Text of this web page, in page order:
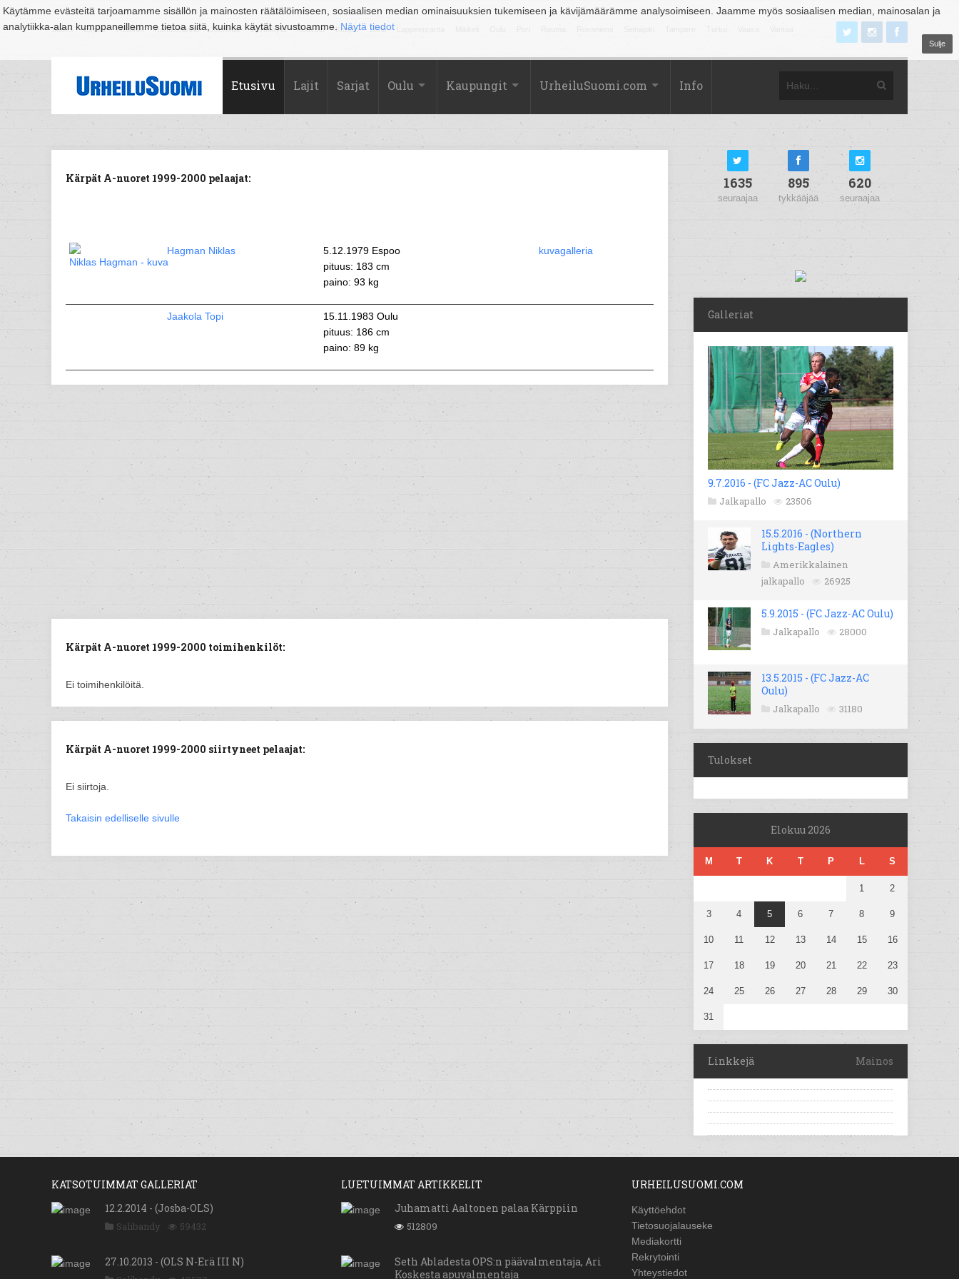
Käytämme evästeitä tarjoamamme sisällön ja mainosten räätälöimiseen, sosiaalisen median ominaisuuksien tukemiseen ja kävijämäärämme analysoimiseen. Jaamme myös sosiaalisen median, mainosalan ja
analytiikka-alan kumppaneillemme tietoa siitä, kuinka käytät sivustoamme. Näytä tiedot
Sulje
Suomi Espoo Helsinki Hämeenlinna Joensuu Jyväskylä Kouvola Kuopio Lahti
Etusivu Lajit Sarjat Oulu Kaupungit UrheiluSuomi.com Info
Kärpät A-nuoret 1999-2000 pelaajat:
Hagman Niklas
5.12.1979 Espoo
pituus: 183 cm
paino: 93 kg
kuvagalleria
Jaakola Topi
15.11.1983 Oulu
pituus: 186 cm
paino: 89 kg
Kärpät A-nuoret 1999-2000 toimihenkilöt:
Ei toimihenkilöitä.
Kärpät A-nuoret 1999-2000 siirtyneet pelaajat:
Ei siirtoja.
Takaisin edelliselle sivulle
1635
seuraajaa
895
tykkääjää
620
seuraajaa
Galleriat
9.7.2016 - (FC Jazz-AC Oulu)
Jalkapallo 23506
15.5.2016 - (Northern
Lights-Eagles)
Amerikkalainen
jalkapallo
26925
5.9.2015 - (FC Jazz-AC Oulu)
Jalkapallo 28000
13.5.2015 - (FC Jazz-AC
Oulu)
Jalkapallo 31180
Tulokset
Elokuu 2026
M T K T P L S
1 2
3 4 5 6 7 8 9
10 11 12 13 14 15 16
17 18 19 20 21 22 23
24 25 26 27 28 29 30
31
Linkkejä Mainos
KATSOTUIMMAT GALLERIAT
12.2.2014 - (Josba-OLS)
Salibandy 59432
27.10.2013 - (OLS N-Erä III N)
LUETUIMMAT ARTIKKELIT
Juhamatti Aaltonen palaa Kärppiin
512809
Seth Abladesta OPS:n päävalmentaja, Ari
Koskesta apuvalmentaja
URHEILUSUOMI.COM
Käyttöehdot
Tietosuojalauseke
Mediakortti
Rekrytointi
Yhteystiedot